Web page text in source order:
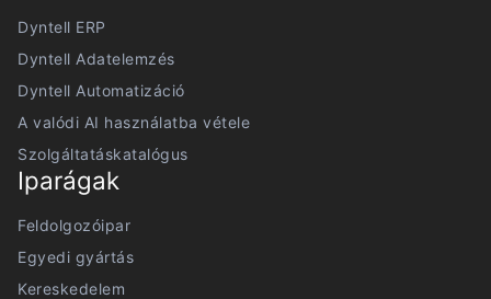
Dyntell ERP
Dyntell Adatelemzés
Dyntell Automatizáció
A valódi AI használatba vétele
Szolgáltatáskatalógus
Iparágak
Feldolgozóipar
Egyedi gyártás
Kereskedelem